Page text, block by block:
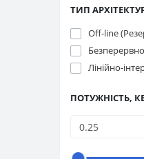
ТИП
Off-line
Лінійно-
ПОТУЖНІСТЬ,